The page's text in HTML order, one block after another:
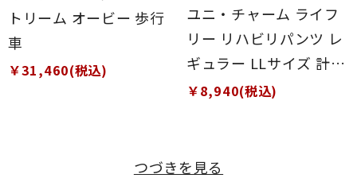
トリーム オービー 歩行
車
￥31,460(税込)
ユニ・チャーム ライフ
リー リハビリパンツ レ
ギュラー LLサイズ 計88
枚 (22枚×4袋)
￥8,940(税込)
つづきを見る